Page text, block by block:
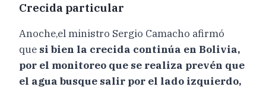
Crecida particular
Anoche,el ministro Sergio Camacho afirmó
que si bien la crecida continúa en Bolivia,
por el monitoreo que se realiza prevén que
el agua busque salir por el lado izquierdo,